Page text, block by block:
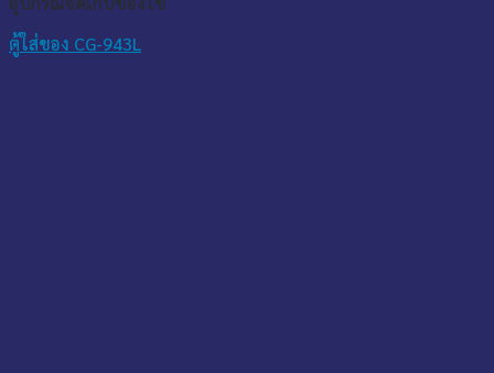
ตู้ใส่ของ CG-943L